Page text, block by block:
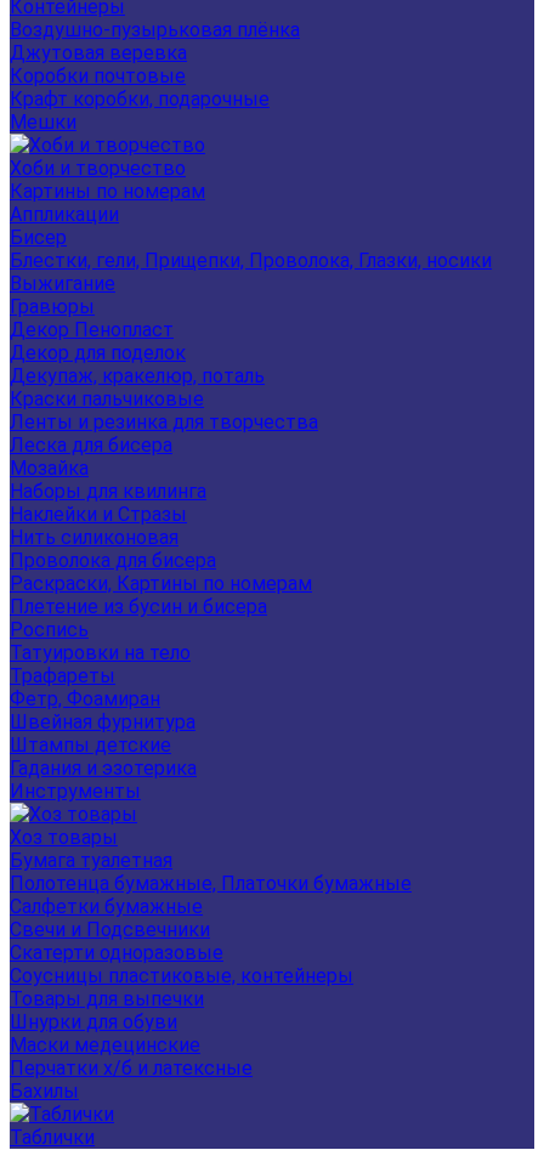
Контейнеры
Воздушно-пузырьковая плёнка
Джутовая веревка
Коробки почтовые
Крафт коробки, подарочные
Мешки
Хоби и творчество
Картины по номерам
Аппликации
Бисер
Блестки, гели, Прищепки, Проволока, Глазки, носики
Выжигание
Гравюры
Декор Пенопласт
Декор для поделок
Декупаж, кракелюр, поталь
Краски пальчиковые
Ленты и резинка для творчества
Леска для бисера
Мозайка
Наборы для квилинга
Наклейки и Стразы
Нить силиконовая
Проволока для бисера
Раскраски, Картины по номерам
Плетение из бусин и бисера
Роспись
Татуировки на тело
Трафареты
Фетр, Фоамиран
Швейная фурнитура
Штампы детские
Гадания и эзотерика
Инструменты
Хоз товары
Бумага туалетная
Полотенца бумажные, Платочки бумажные
Салфетки бумажные
Свечи и Подсвечники
Скатерти одноразовые
Соусницы пластиковые, контейнеры
Товары для выпечки
Шнурки для обуви
Маски медецинские
Перчатки х/б и латексные
Бахилы
Таблички